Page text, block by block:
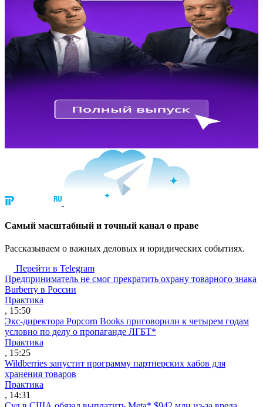
Cамый масштабный и точный канал о праве
Рассказываем о важных деловых и юридических событиях.
Перейти в Telegram
Предприниматель не смог прекратить охрану товарного знака
Burberry в России
Практика
, 15:50
Экс-директора Popcorn Books приговорили к четырем годам
условно по делу о пропаганде ЛГБТ*
Практика
, 15:25
Wildberries запустит программу партнерских хабов для
хранения товаров
Практика
, 14:31